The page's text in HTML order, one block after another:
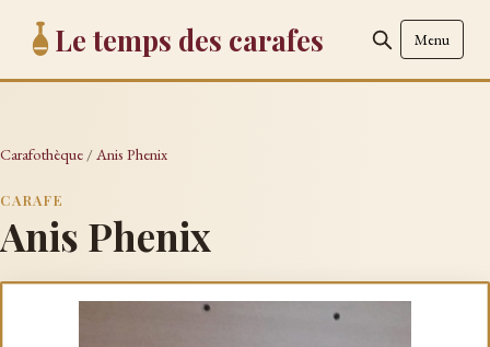
Le temps des carafes Menu
Carafothèque /Anis Phenix
CARAFE
Anis Phenix